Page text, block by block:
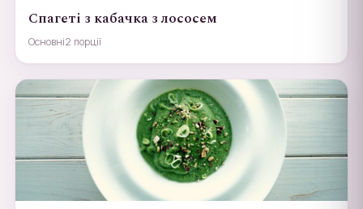
Спагеті з кабачка з лососем
Основні2 порції